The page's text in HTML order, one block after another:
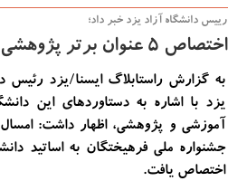
رییس دانشگاه آزاد یزد خبر داد؛
اختصاص ۵ عنوان برتر پژوهشی جشنواره ملی فرهیختگان به دانشگاه آزاد یزد
به گزارش راستابلاگ ایسنا/یزد رئیس
یزد با اشاره به دستاوردهای این
آموزشی و پژوهشی، اظهار داشت:
جشنواره ملی فرهیختگان به اساتید
اختصاص یافت.